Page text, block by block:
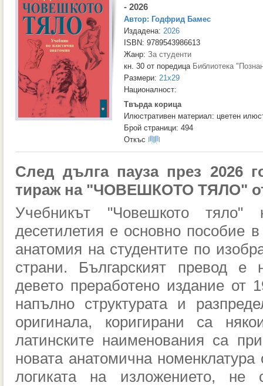
- 2026
Автор: Годфрид Бамес
Издадена: 2026
ISBN: 9789543986613
Жанр: За студенти
кн. 30 от поредица Библиотека
Размери: 21x29
Националност:
Твърда корица
Илюстративен материал: цветен
Брой страници: 494
Откъс
След дълга пауза през 2026
тираж на "ЧОВЕШКОТО ТЯЛО"
Учебникът "Човешкото
десетилетия е основно пособие
анатомия на студентите по
страни. Българският превод е
девето преработено издание от
напълно структурата и
оригинала, коригирани са
латинските наименования са
новата анатомична
логиката на изложението, не